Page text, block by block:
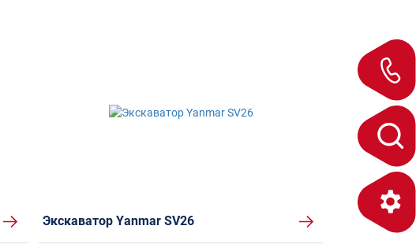
Экскаватор Yanmar SV26